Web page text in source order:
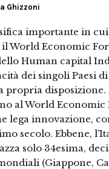
Ghizzoni
importante in cui
il World Economic
Human capital
dei singoli Paesi
propria
al World Economic
lega innovazione,
secolo. Ebbene,
solo 34esima,
(Giappone,